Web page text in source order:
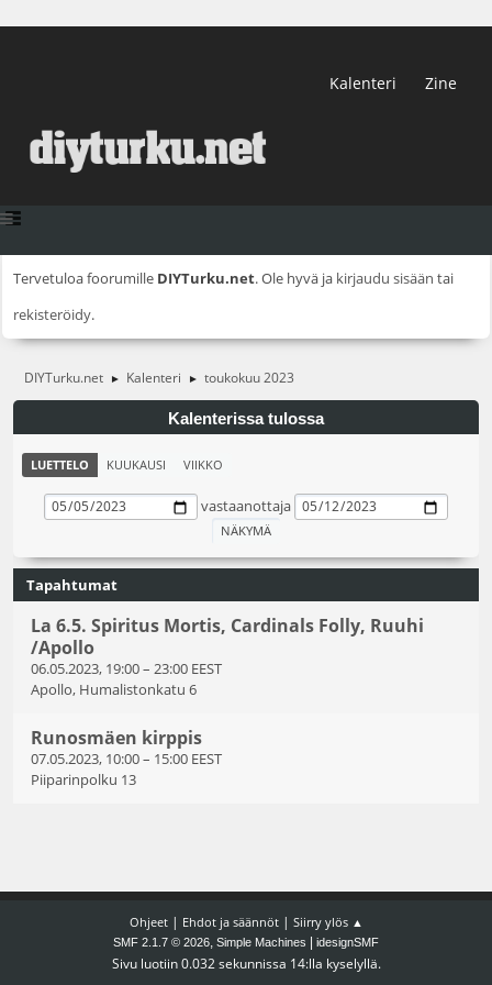
Kalenteri Zine
Tervetuloa foorumille DIYTurku.net. Ole hyvä ja kirjaudu sisään tai
rekisteröidy.
DIYTurku.net ► Kalenteri ► toukokuu 2023
Kalenterissa tulossa
LUETTELO KUUKAUSI VIIKKO
vastaanottaja
Tapahtumat
La 6.5. Spiritus Mortis, Cardinals Folly, Ruuhi
/Apollo
06.05.2023, 19:00– 23:00 EEST
Apollo, Humalistonkatu 6
Runosmäen kirppis
07.05.2023, 10:00– 15:00 EEST
Piiparinpolku 13
Ohjeet| Ehdot ja säännöt| Siirry ylös ▲
SMF 2.1.7 © 2026, Simple Machines idesignSMF
Sivu luotiin 0.032 sekunnissa 14:lla kyselyllä.